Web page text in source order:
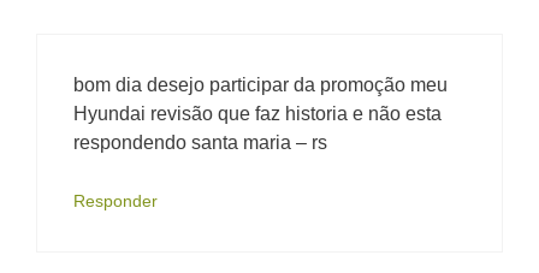
bom dia desejo participar da promoção meu
Hyundai revisão que faz historia e não esta
respondendo santa maria – rs
Responder